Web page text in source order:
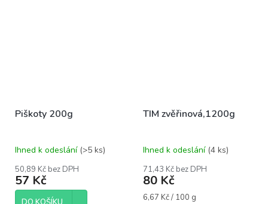
Piškoty 200g
Ihned k odeslání (>5 ks)
50,89 Kč bez DPH
57 Kč
TIM zvěřinová,1200g
Ihned k odeslání (4 ks)
71,43 Kč bez DPH
80 Kč
Měrná
6,67 Kč / 100 g